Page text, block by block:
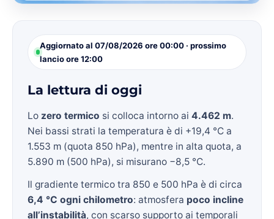
Aggiornato al 07/08/2026 ore 00:00 · prossimo
lancio ore 12:00
La lettura di oggi
Lo zero termico si colloca intorno ai 4.462 m.
Nei bassi strati la temperatura è di +19,4 °C a
1.553 m (quota 850 hPa), mentre in alta quota, a
5.890 m (500 hPa), si misurano −8,5 °C.
Il gradiente termico tra 850 e 500 hPa è di circa
6,4 °C ogni chilometro: atmosfera poco incline
all’instabilità, con scarso supporto ai temporali